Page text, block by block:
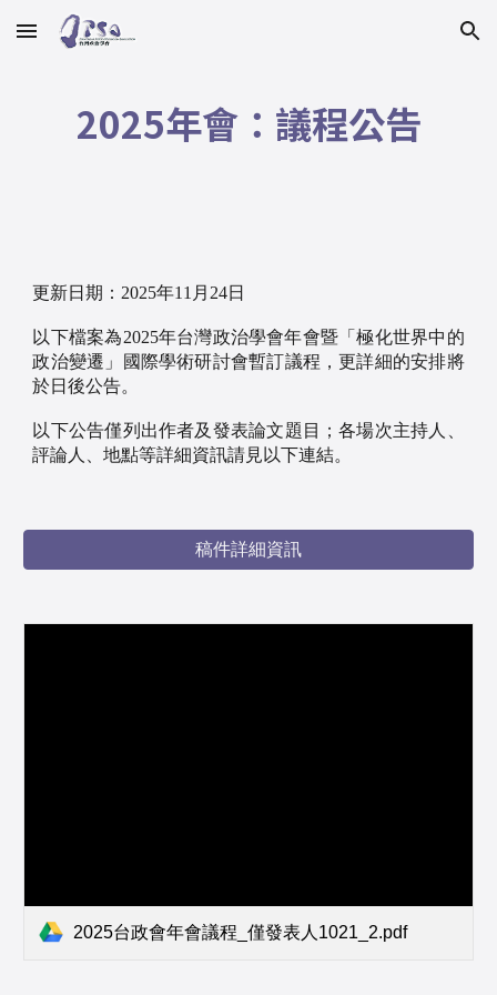
Skip to main content Skip to navigation
2025年會：議程公告
更新日期：2025年11月24日
以下檔案為2025年台灣政治學會年會暨「極化世界中的
政治變遷」國際學術研討會暫訂議程，更詳細的安排將
於日後公告。
以下公告僅列出作者及發表論文題目；各場次主持人、
評論人、地點等詳細資訊請見以下連結。
稿件詳細資訊
2025台政會年會議程_僅發表人1021_2.pdf